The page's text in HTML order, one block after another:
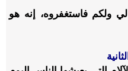
ولكم فاستغفروه، إنه هو